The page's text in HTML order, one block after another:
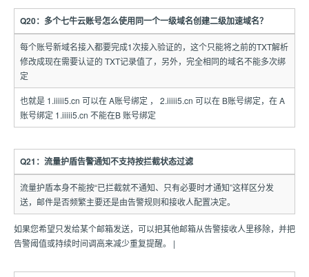
Q20：多个七牛云账号怎么使用同一个一级域名创建二级加速域名？
每个账号新域名接入都要完成1次接入验证的，这个只能将之前的TXT解析
修改成现在需要认证的 TXT记录值了，另外，完全相同的域名不能多次绑
定
也就是 1.iiiii5.cn 可以在 A账号绑定 ， 2.iiiii5.cn 可以在 B账号绑定，在 A
账号绑定 1.iiiii5.cn 不能在B 账号绑定
Q21：流量护盾告警通知不支持按拦截状态过滤
流量护盾本身不能按“已拦截就不通知、只有必要时才通知”这样区分发
送，邮件是否频繁主要还是由告警规则和接收人配置决定。
如果您希望只发给某个邮箱发送，可以把其他邮箱从告警接收人里移除，并把
告警阈值或持续时间调高来减少重复提醒。 |